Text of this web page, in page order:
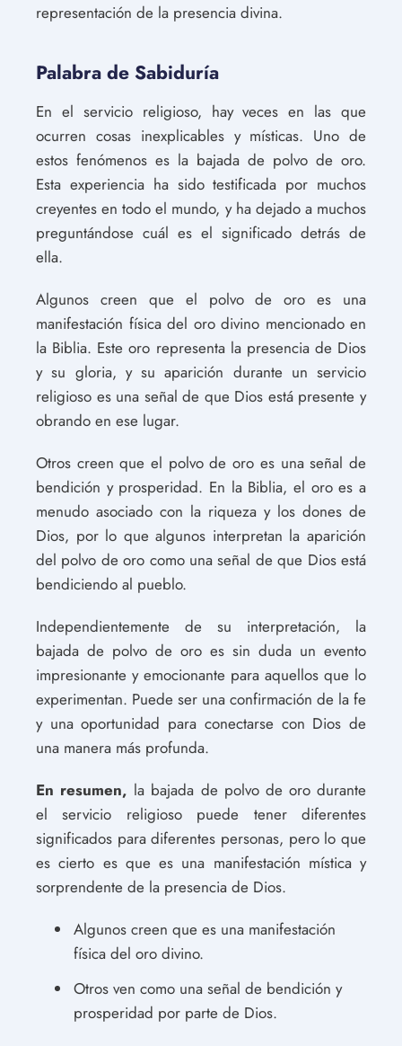
representación de la presencia divina.
Palabra de Sabiduría
En el servicio religioso, hay veces en las que
ocurren cosas inexplicables y místicas. Uno de
estos fenómenos es la bajada de polvo de oro.
Esta experiencia ha sido testificada por muchos
creyentes en todo el mundo, y ha dejado a muchos
preguntándose cuál es el significado detrás de
ella.
Algunos creen que el polvo de oro es una
manifestación física del oro divino mencionado en
la Biblia. Este oro representa la presencia de Dios
y su gloria, y su aparición durante un servicio
religioso es una señal de que Dios está presente y
obrando en ese lugar.
Otros creen que el polvo de oro es una señal de
bendición y prosperidad. En la Biblia, el oro es a
menudo asociado con la riqueza y los dones de
Dios, por lo que algunos interpretan la aparición
del polvo de oro como una señal de que Dios está
bendiciendo al pueblo.
Independientemente de su interpretación, la
bajada de polvo de oro es sin duda un evento
impresionante y emocionante para aquellos que lo
experimentan. Puede ser una confirmación de la fe
y una oportunidad para conectarse con Dios de
una manera más profunda.
En resumen, la bajada de polvo de oro durante
el servicio religioso puede tener diferentes
significados para diferentes personas, pero lo que
es cierto es que es una manifestación mística y
sorprendente de la presencia de Dios.
Algunos creen que es una manifestación
física del oro divino.
Otros ven como una señal de bendición y
prosperidad por parte de Dios.